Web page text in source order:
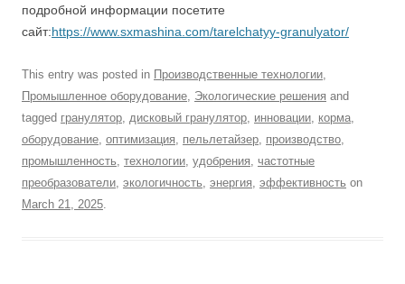
подробной информации посетите
сайт:https://www.sxmashina.com/tarelchatyy-granulyator/
This entry was posted in Производственные технологии,
Промышленное оборудование, Экологические решения and
tagged гранулятор, дисковый гранулятор, инновации, корма,
оборудование, оптимизация, пельлетайзер, производство,
промышленность, технологии, удобрения, частотные
преобразователи, экологичность, энергия, эффективность on
March 21, 2025.